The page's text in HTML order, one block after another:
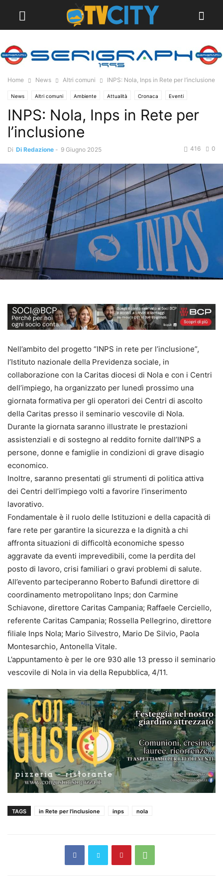
Home News Altri comuni INPS: Nola, Inps in Rete per l’inclusione
News Altri comuni Ambiente Attualità Cronaca Eventi
Info Utili News Regione
INPS: Nola, Inps in Rete per
l’inclusione
Di Di Redazione - 9 Giugno 2025 0
416
Nell’ambito del progetto “INPS in rete per l’inclusione”,
l’Istituto nazionale della Previdenza sociale, in
collaborazione con la Caritas diocesi di Nola e con i Centri
dell’impiego, ha organizzato per lunedì prossimo una
giornata formativa per gli operatori dei Centri di ascolto
della Caritas presso il seminario vescovile di Nola.
Durante la giornata saranno illustrate le prestazioni
assistenziali e di sostegno al reddito fornite dall’INPS a
persone, donne e famiglie in condizioni di grave disagio
economico.
Inoltre, saranno presentati gli strumenti di politica attiva
dei Centri dell’impiego volti a favorire l’inserimento
lavorativo.
Fondamentale è il ruolo delle Istituzioni e della capacità di
fare rete per garantire la sicurezza e la dignità a chi
affronta situazioni di difficoltà economiche spesso
aggravate da eventi imprevedibili, come la perdita del
posto di lavoro, crisi familiari o gravi problemi di salute.
All’evento parteciperanno Roberto Bafundi direttore di
coordinamento metropolitano Inps; don Carmine
Schiavone, direttore Caritas Campania; Raffaele Cerciello,
referente Caritas Campania; Rossella Pellegrino, direttore
filiale Inps Nola; Mario Silvestro, Mario De Silvio, Paola
Montesarchio, Antonella Vitale.
L’appuntamento è per le ore 930 alle 13 presso il seminario
vescovile di Nola in via della Repubblica, 4/11.
TAGS in Rete per l'inclusione inps nola